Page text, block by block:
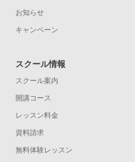
お知らせ
キャンペーン
スクール情報
スクール案内
開講コース
レッスン料金
資料請求
無料体験レッスン